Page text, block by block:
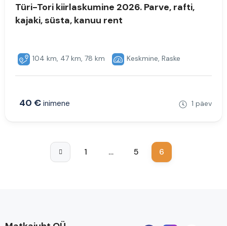
Türi-Tori kiirlaskumine 2026. Parve, rafti,
kajaki, süsta, kanuu rent
104 km, 47 km, 78 km Keskmine, Raske
40 € inimene 1 päev
1 … 5 6